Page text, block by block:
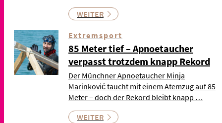
WEITER
Extremsport
85 Meter tief – Apnoetaucher
verpasst trotzdem knapp Rekord
Der Münchner Apnoetaucher Minja
Marinković taucht mit einem Atemzug auf 85
Meter – doch der Rekord bleibt knapp …
WEITER